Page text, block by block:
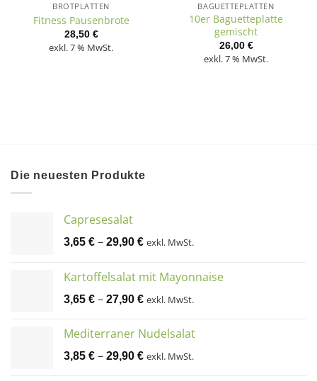
BROTPLATTEN
Fitness Pausenbrote
28,50 €
exkl. 7 % MwSt.
BAGUETTEPLATTEN
10er Baguetteplatte
gemischt
26,00 €
exkl. 7 % MwSt.
Die neuesten Produkte
Capresesalat
3,65 € – 29,90 € exkl. MwSt.
Kartoffelsalat mit Mayonnaise
3,65 € – 27,90 € exkl. MwSt.
Mediterraner Nudelsalat
3,85 € – 29,90 € exkl. MwSt.